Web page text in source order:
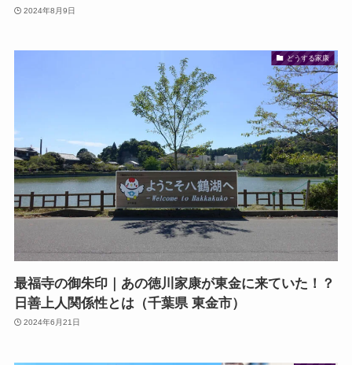
2024年8月9日
どうする家康
最福寺の御朱印｜あの徳川家康が東金に来ていた！？
日善上人関係性とは（千葉県 東金市）
2024年6月21日